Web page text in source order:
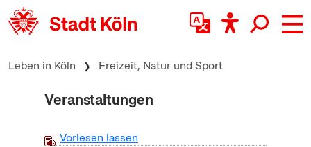
zum Inhalt springen
Leben in Köln Freizeit, Natur und Sport
Veranstaltungen
Vorlesen lassen